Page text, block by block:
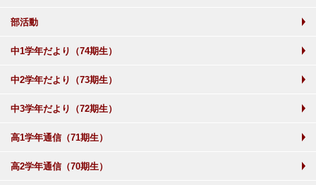
部活動
中1学年だより（74期生）
中2学年だより（73期生）
中3学年だより（72期生）
高1学年通信（71期生）
高2学年通信（70期生）